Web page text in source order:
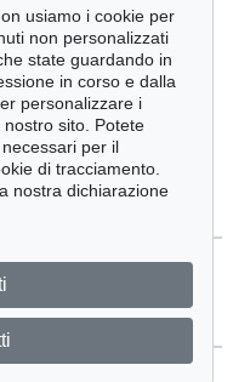
usiamo i cookie per
non personalizzati
state guardando in
in corso e dalla
personalizzare i
sito. Potete
per il
di tracciamento.
nostra dichiarazione